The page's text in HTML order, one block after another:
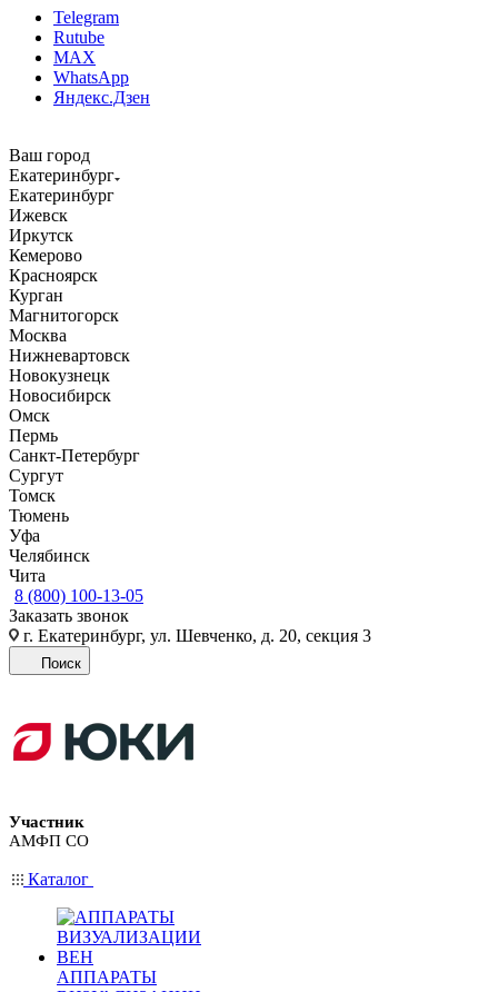
Telegram
Rutube
MAX
WhatsApp
Яндекс.Дзен
Ваш город
Екатеринбург
Екатеринбург
Ижевск
Иркутск
Кемерово
Красноярск
Курган
Магнитогорск
Москва
Нижневартовск
Новокузнецк
Новосибирск
Омск
Пермь
Санкт-Петербург
Сургут
Томск
Тюмень
Уфа
Челябинск
Чита
8 (800) 100-13-05
Заказать звонок
г. Екатеринбург, ул. Шевченко, д. 20, секция 3
Поиск
Участник
АМФП СО
Каталог
АППАРАТЫ